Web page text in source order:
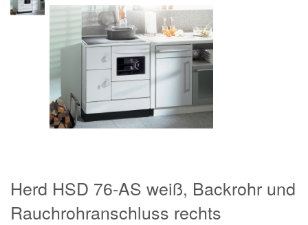
Herd HSD 76-AS weiß, Backrohr und
Rauchrohranschluss rechts